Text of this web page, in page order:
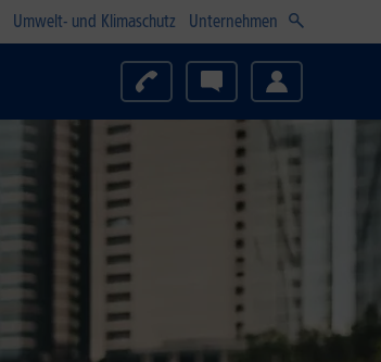
Umwelt- und Klimaschutz Unternehmen